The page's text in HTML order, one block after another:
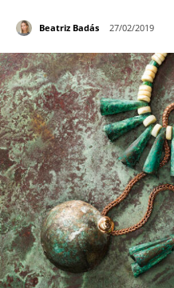
Beatriz Badás 27/02/2019